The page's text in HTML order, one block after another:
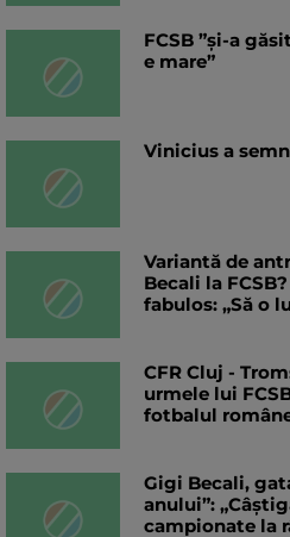
FCSB ”și-a
e mare”
Vinicius a
Variantă de
Becali la
fabulos: „Să o
CFR Cluj -
urmele lui
fotbalul
Gigi Becali,
anului”:
campionate la